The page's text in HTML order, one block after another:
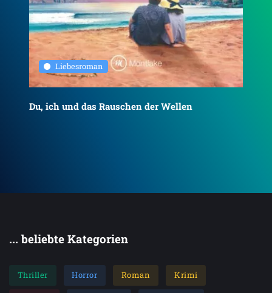
Liebesroman
Du, ich und das Rauschen der Wellen
... beliebte Kategorien
Thriller Horror Roman Krimi